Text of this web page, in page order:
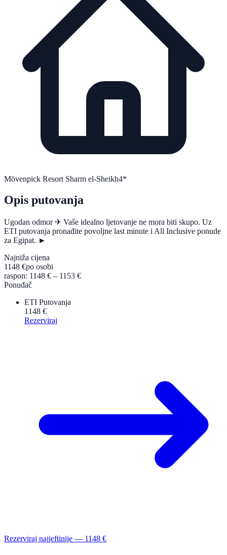
Mövenpick Resort Sharm el-Sheikh4*
Opis putovanja
Ugodan odmor ✈ Vaše idealno ljetovanje ne mora biti skupo. Uz
ETI putovanja pronađite povoljne last minute i All Inclusive ponude
za Egipat. ►
Najniža cijena
1148 €po osobi
raspon: 1148 € – 1153 €
Ponuđač
ETI Putovanja
1148 €
Rezerviraj
Rezerviraj najjeftinije — 1148 €